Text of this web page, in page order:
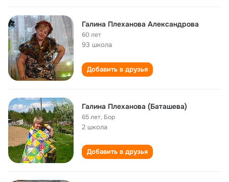
Галина Плеханова Александрова
60 лет
93 школа
Добавить в друзья
Галина Плеханова (Баташева)
65 лет, Бор
2 школа
Добавить в друзья